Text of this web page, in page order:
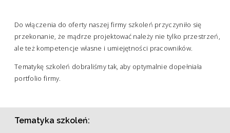
Opracowanie map
GIS – GPP EXPLORER
Szkolenia
KONTAKT
Do włączenia do oferty naszej firmy szkoleń przyczyniło się
przekonanie, że mądrze projektować należy nie tylko przestrzeń,
ale też kompetencje własne i umiejętności pracowników.
Tematykę szkoleń dobraliśmy tak, aby optymalnie dopełniała
portfolio firmy.
Tematyka szkoleń: